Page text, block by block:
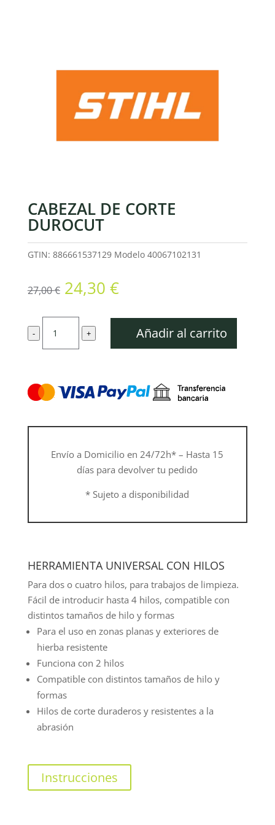
CABEZAL DE CORTE
DUROCUT
GTIN: 886661537129 Modelo 40067102131
27,00€ El
precio
original
era:
27,00 €.
24,30 €El
actual
es:
24,30 €.
-
cantidad
+ Añadir al carrito
Envío a Domicilio en 24/72h* – Hasta 15
días para devolver tu pedido
* Sujeto a disponibilidad
HERRAMIENTA UNIVERSAL CON HILOS
Para dos o cuatro hilos, para trabajos de limpieza.
Fácil de introducir hasta 4 hilos, compatible con
distintos tamaños de hilo y formas
Para el uso en zonas planas y exteriores de
hierba resistente
Funciona con 2 hilos
Compatible con distintos tamaños de hilo y
formas
Hilos de corte duraderos y resistentes a la
abrasión
Instrucciones